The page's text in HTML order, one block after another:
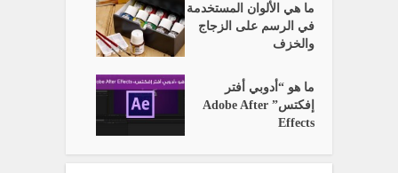
ما هي الألوان المستخدمة
في الرسم على الزجاج
والخزف
ما هو “أدوبي أفتر
إفكتس” Adobe After
Effects